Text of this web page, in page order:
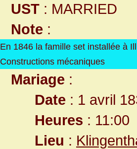
UST : MARRIED
Note :
En 1846 la famille set installée à
Constructions mécaniques
Mariage :
Date : 1 avril
Heures : 11:00
Lieu :